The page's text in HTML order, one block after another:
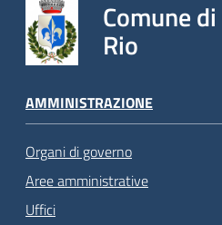
Comune
Rio
AMMINISTRAZIONE
Organi di governo
Aree amministrative
Uffici